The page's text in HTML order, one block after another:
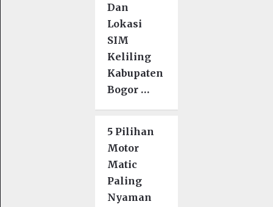
Dan
Lokasi
SIM
Keliling
Kabupaten
Bogor …
5 Pilihan
Motor
Matic
Paling
Nyaman